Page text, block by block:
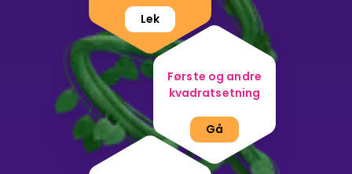
Lek
Første og andre
kvadratsetning
Gå